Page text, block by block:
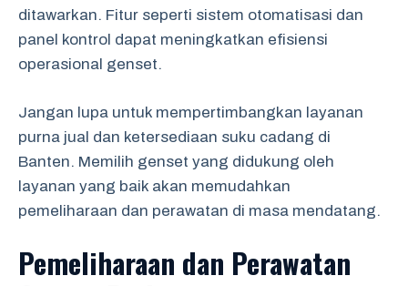
ditawarkan. Fitur seperti sistem otomatisasi dan
panel kontrol dapat meningkatkan efisiensi
operasional genset.
Jangan lupa untuk mempertimbangkan layanan
purna jual dan ketersediaan suku cadang di
Banten. Memilih genset yang didukung oleh
layanan yang baik akan memudahkan
pemeliharaan dan perawatan di masa mendatang.
Pemeliharaan dan Perawatan